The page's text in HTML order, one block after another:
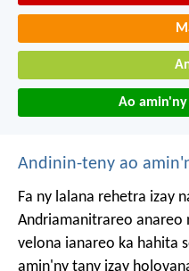
Ao
Andinin-teny ao
Fa ny lalana rehetra izay
Andriamanitrareo anareo
velona ianareo ka hahita
amin'ny tany izay